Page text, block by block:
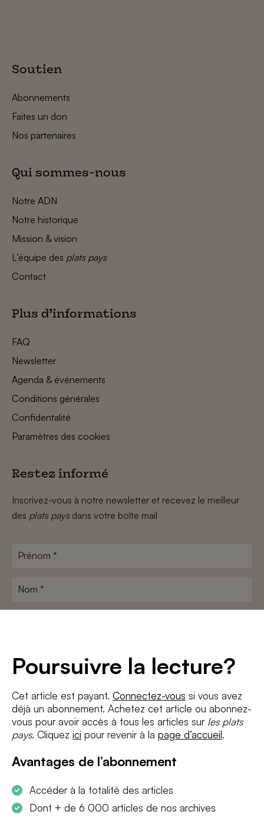
Poursuivre la lecture?
Cet article est payant. Connectez-vous si vous avez
déjà un abonnement. Achetez cet article ou abonnez-
vous pour avoir accès à tous les articles sur les plats
pays. Cliquez ici pour revenir à la page d’accueil.
Avantages de l’abonnement
Accéder à la totalité des articles
Dont + de 6 000 articles de nos archives
Soutien
Abonnements
Faites un don
Nos partenaires
Qui sommes-nous
Notre ADN
Notre historique
Mission & vision
L’équipe des plats pays
Contact
Plus d’informations
FAQ
Newsletter
Agenda & événements
Conditions générales
Confidentalité
Paramètres des cookies
Restez informé
Inscrivez-vous à notre newsletter et recevez le meilleur
des plats paysdans votre boîte mail
Prénom
Nom
J'accepte les termes et conditions etla politique de confidentialité
S'INSCRIRE